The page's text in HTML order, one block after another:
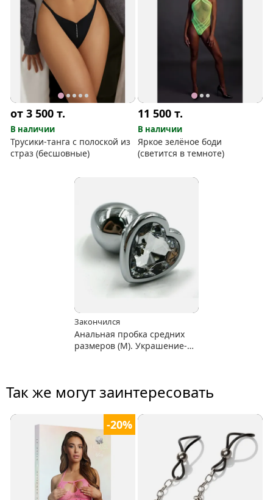
от 3 500т.
В наличии
Трусики-танга с полоской из
страз (бесшовные)
11 500т.
В наличии
Яркое зелёное боди
(светится в темноте)
Закончился
Анальная пробка средних
размеров (М). Украшение-
Так же могут заинтересовать
-20%